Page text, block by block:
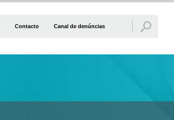
Contacto Canal de denúncias